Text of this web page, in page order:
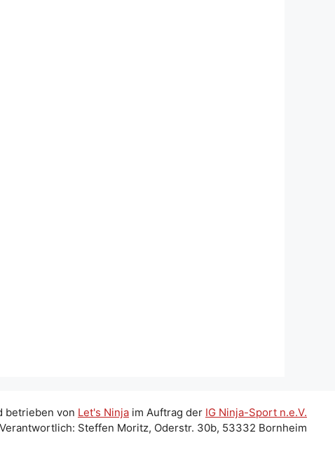
betrieben von Let's Ninja im Auftrag der IG Ninja-Sport n.e.V.
Verantwortlich: Steffen Moritz, Oderstr. 30b, 53332 Bornheim